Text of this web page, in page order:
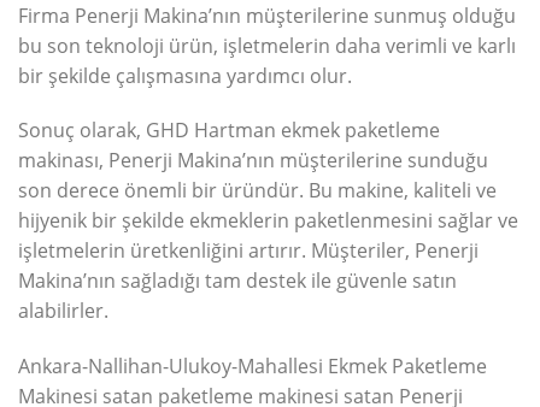
Firma Penerji Makina’nın müşterilerine sunmuş olduğu
bu son teknoloji ürün, işletmelerin daha verimli ve karlı
bir şekilde çalışmasına yardımcı olur.
Sonuç olarak, GHD Hartman ekmek paketleme
makinası, Penerji Makina’nın müşterilerine sunduğu
son derece önemli bir üründür. Bu makine, kaliteli ve
hijyenik bir şekilde ekmeklerin paketlenmesini sağlar ve
işletmelerin üretkenliğini artırır. Müşteriler, Penerji
Makina’nın sağladığı tam destek ile güvenle satın
alabilirler.
Ankara-Nallihan-Ulukoy-Mahallesi Ekmek Paketleme
Makinesi satan paketleme makinesi satan Penerji